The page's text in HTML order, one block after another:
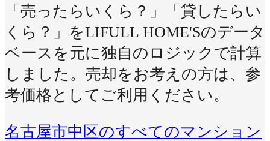
「売ったらいくら？」「貸したらい
くら？」をLIFULL HOME'Sのデータ
ベースを元に独自のロジックで計算
しました。売却をお考えの方は、参
考価格としてご利用ください。
名古屋市中区のすべてのマンション